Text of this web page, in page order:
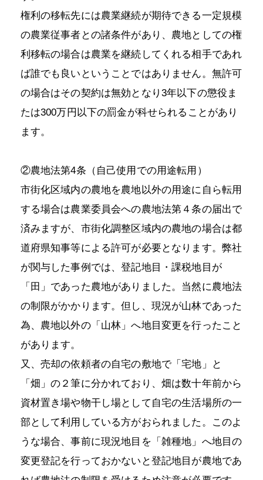
権利の移転先には農業継続が期待できる一定規模
の農業従事者との諸条件があり、農地としての権
利移転の場合は農業を継続してくれる相手であれ
ば誰でも良いということではありません。無許可
の場合はその契約は無効となり3年以下の懲役ま
たは300万円以下の罰金が科せられることがあり
ます。
②農地法第4条（自己使用での用途転用）
市街化区域内の農地を農地以外の用途に自ら転用
する場合は農業委員会への農地法第４条の届出で
済みますが、市街化調整区域内の農地の場合は都
道府県知事等による許可が必要となります。弊社
が関与した事例では、登記地目・課税地目が
「田」であった農地がありました。当然に農地法
の制限がかかります。但し、現況が山林であった
為、農地以外の「山林」へ地目変更を行ったこと
があります。
又、売却の依頼者の自宅の敷地で「宅地」と
「畑」の２筆に分かれており、畑は数十年前から
資材置き場や物干し場として自宅の生活場所の一
部として利用している方がおられました。このよ
うな場合、事前に現況地目を「雑種地」へ地目の
変更登記を行っておかないと登記地目が農地であ